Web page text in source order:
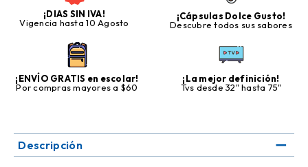
¡DIAS SIN IVA!
Vigencia hasta 10 Agosto
¡Cápsulas Dolce Gusto!
Descubre todos sus sabores
¡ENVÍO GRATIS en escolar!
Por compras mayores a $60
¡La mejor definición!
Tvs desde 32" hasta 75"
Descripción